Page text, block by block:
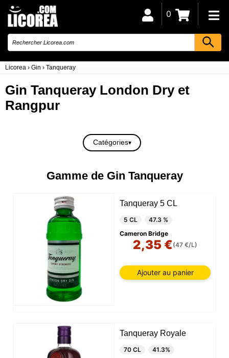
Licorea › Gin › Tanqueray
0
Gin Tanqueray London Dry et
Rangpur
Catégories
Gamme de Gin Tanqueray
Tanqueray 5 CL
5 CL
47.3 %
Cameron Bridge
2,35 €(47 €/L)
Ajouter au panier
Tanqueray Royale
70 CL 41.3%